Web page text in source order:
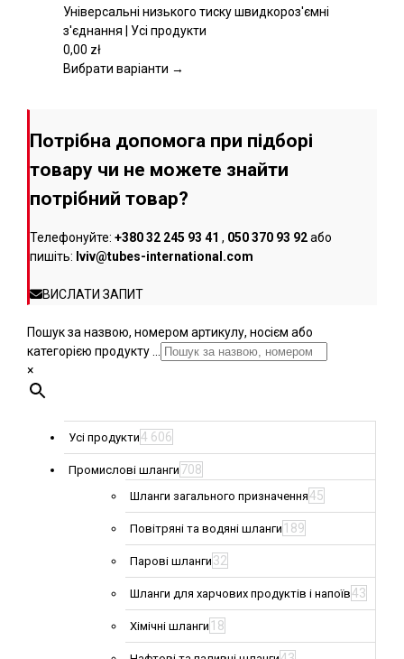
варіантів.
Параметри
вибрати
Універсальні низького тиску швидкороз'ємні
з'єднання | Усі продукти
0,00 zł
Вибрати варіанти →
Потрібна допомога при підборі
товару чи не можете знайти
потрібний товар?
Телефонуйте: +380 32 245 93 41 , 050 370 93 92або
пишіть: lviv@tubes-international.com
ВИСЛАТИ ЗАПИТ
Пошук за назвою, номером артикулу, носієм або
категорією продукту ...
×
Усі продукти4 606
Промислові шланги 708
Шланги загального призначення45
Повітряні та водяні шланги 189
Парові шланги 32
Шланги для харчових продуктів і напоїв43
Хімічні шланги 18